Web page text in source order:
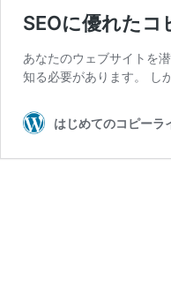
SEOに優れた
あなたのウェブサイトを
知る必要があります。 し
はじめてのコピーラ